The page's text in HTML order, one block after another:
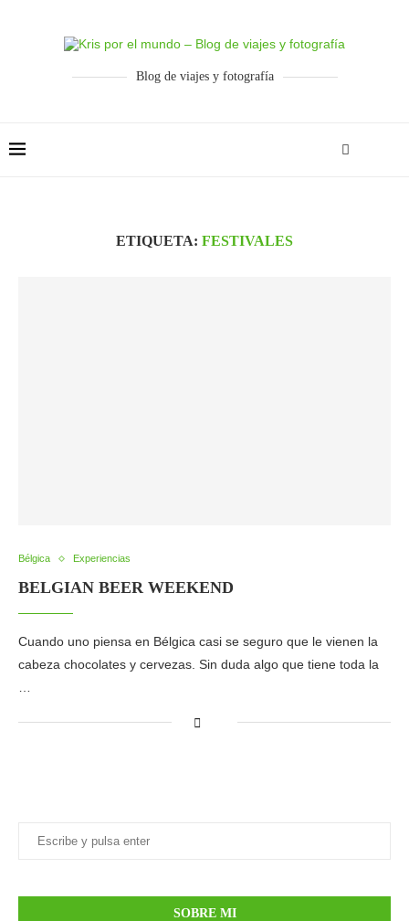
Blog de viajes y fotografía
ETIQUETA: FESTIVALES
Bélgica Experiencias
BELGIAN BEER WEEKEND
Cuando uno piensa en Bélgica casi se seguro que le vienen la
cabeza chocolates y cervezas. Sin duda algo que tiene toda la
SOBRE MI